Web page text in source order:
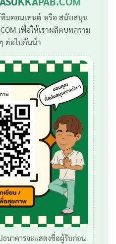
ทีมคอนเทนต์ หรือ สนับสนุน
เพื่อให้เราผลิตบทความ
ต่อไปกันน้า
นาคารจะแสดงชื่อผู้รับก่อน